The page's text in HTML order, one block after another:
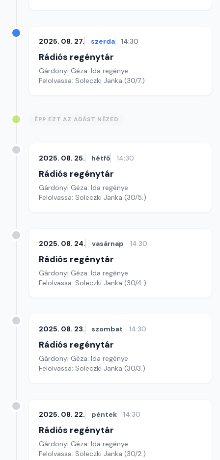
2025. 08. 27. szerda 14:30
Rádiós regénytár
Gárdonyi Géza: Ida regénye
Felolvassa: Soleczki Janka (30/7.)
ÉPP EZT AZ ADÁST NÉZED
2025. 08. 25. hétfő 14:30
Rádiós regénytár
Gárdonyi Géza: Ida regénye
Felolvassa: Soleczki Janka (30/5.)
2025. 08. 24. vasárnap 14:30
Rádiós regénytár
Gárdonyi Géza: Ida regénye
Felolvassa: Soleczki Janka (30/4.)
2025. 08. 23. szombat 14:30
Rádiós regénytár
Gárdonyi Géza: Ida regénye
Felolvassa: Soleczki Janka (30/3.)
2025. 08. 22. péntek 14:30
Rádiós regénytár
Gárdonyi Géza: Ida regénye
Felolvassa: Soleczki Janka (30/2.)